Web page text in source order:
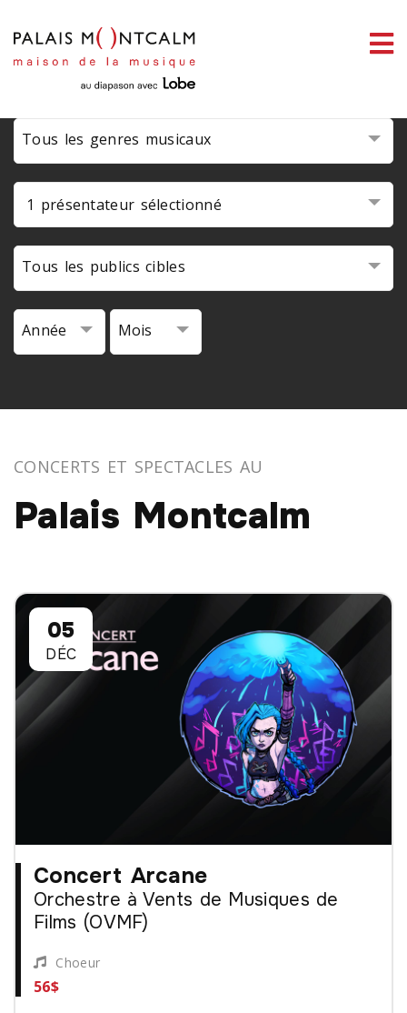
Tous les genres musicaux
1 présentateur sélectionné
Tous les publics cibles
Année Mois
CONCERTS ET SPECTACLES AU
Palais Montcalm
05
DÉC
Concert Arcane
Orchestre à Vents de Musiques de
Films (OVMF)
Choeur
56$